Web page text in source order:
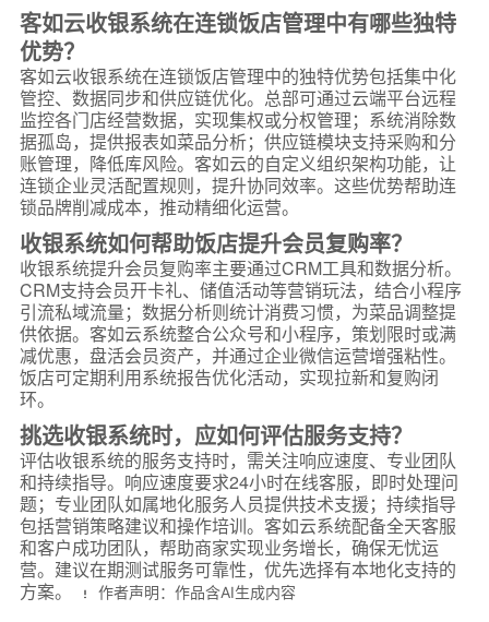
客如云收银系统在连锁饭店管理中有哪些独特
优势？
客如云收银系统在连锁饭店管理中的独特优势包括集中化
管控、数据同步和供应链优化。总部可通过云端平台远程
监控各门店经营数据，实现集权或分权管理；系统消除数
据孤岛，提供报表如菜品分析；供应链模块支持采购和分
账管理，降低库风险。客如云的自定义组织架构功能，让
连锁企业灵活配置规则，提升协同效率。这些优势帮助连
锁品牌削减成本，推动精细化运营。
收银系统如何帮助饭店提升会员复购率？
收银系统提升会员复购率主要通过CRM工具和数据分析。
CRM支持会员开卡礼、储值活动等营销玩法，结合小程序
引流私域流量；数据分析则统计消费习惯，为菜品调整提
供依据。客如云系统整合公众号和小程序，策划限时或满
减优惠，盘活会员资产，并通过企业微信运营增强粘性。
饭店可定期利用系统报告优化活动，实现拉新和复购闭
环。
挑选收银系统时，应如何评估服务支持？
评估收银系统的服务支持时，需关注响应速度、专业团队
和持续指导。响应速度要求24小时在线客服，即时处理问
题；专业团队如属地化服务人员提供技术支援；持续指导
包括营销策略建议和操作培训。客如云系统配备全天客服
和客户成功团队，帮助商家实现业务增长，确保无忧运
营。建议在期测试服务可靠性，优先选择有本地化支持的
方案。
作者声明：作品含AI生成内容
* 联系方式